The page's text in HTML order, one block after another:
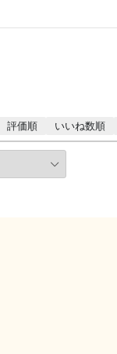
評価順 いいね数順